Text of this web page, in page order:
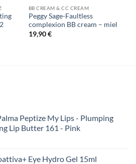
BB CREAM & CC CREAM
Peggy Sage-Faultless
complexion BB cream – miel
19,90€
Peptize My Lips - Plumping
Lip Butter 161 - Pink
Eye Hydro Gel 15ml